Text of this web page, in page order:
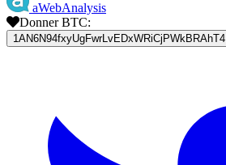
aWebAnalysis
Donner BTC:
1AN6N94fxyUgFwrLvEDxWRiCjPWkBRAhT4